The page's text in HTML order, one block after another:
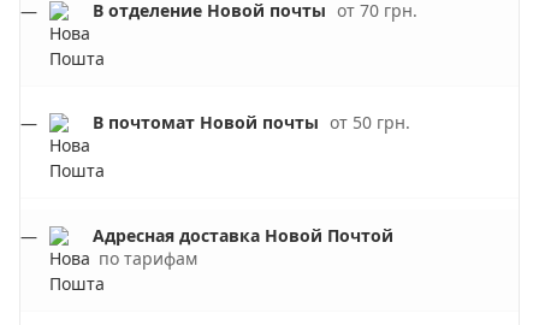
В отделение Новой почты от 70 грн.
В почтомат Новой почты от 50 грн.
Адресная доставка Новой Почтой
по тарифам